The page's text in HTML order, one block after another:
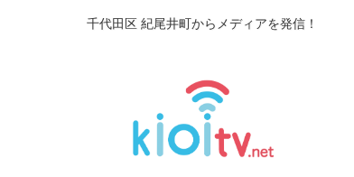
千代田区 紀尾井町からメディアを発信！